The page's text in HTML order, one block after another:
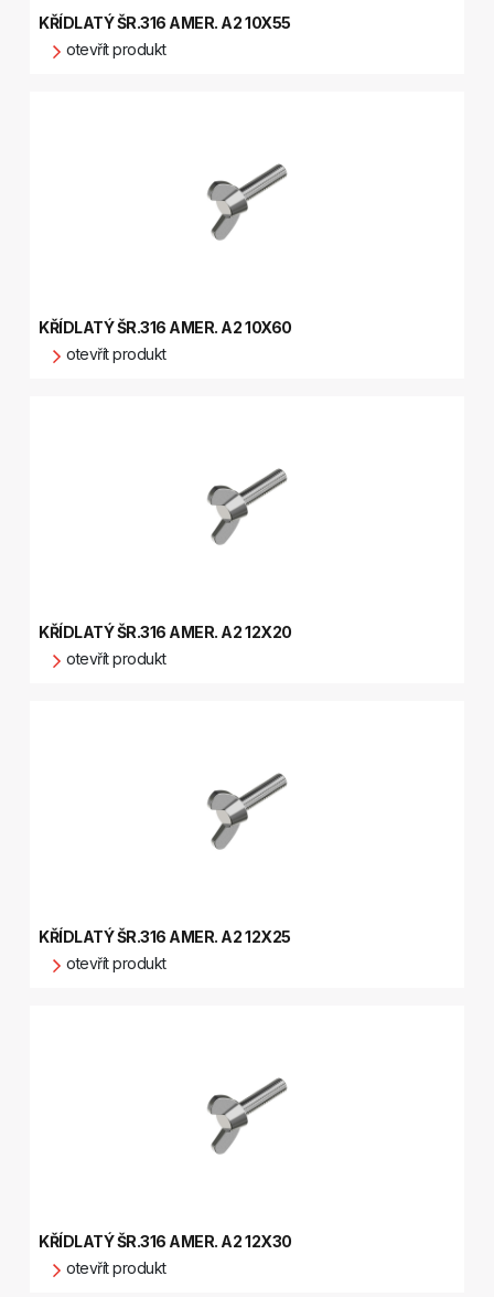
KŘÍDLATÝ ŠR.316 AMER. A2 10X55
otevřít produkt
KŘÍDLATÝ ŠR.316 AMER. A2 10X60
otevřít produkt
KŘÍDLATÝ ŠR.316 AMER. A2 12X20
otevřít produkt
KŘÍDLATÝ ŠR.316 AMER. A2 12X25
otevřít produkt
KŘÍDLATÝ ŠR.316 AMER. A2 12X30
otevřít produkt